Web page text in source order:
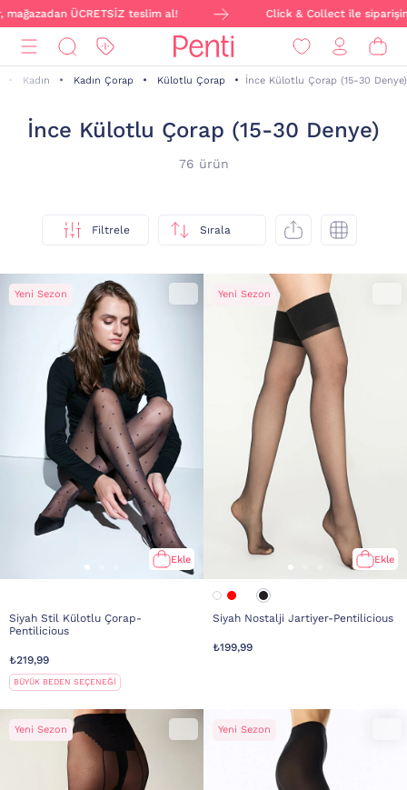
ÜCRETSİZ teslim al! Click & Collect ile siparişini online
Kadın Kadın Çorap Külotlu Çorap İnce Külotlu Çorap (15-30 Denye)
İnce Külotlu Çorap (15-30 Denye)
76 ürün
Filtrele Sırala
Yeni Sezon
Ekle
Siyah Stil Külotlu Çorap-
Pentilicious
₺219,99
BÜYÜK BEDEN SEÇENEĞİ
Yeni Sezon
Ekle
Siyah Nostalji Jartiyer-Pentilicious
₺199,99
Yeni Sezon Yeni Sezon